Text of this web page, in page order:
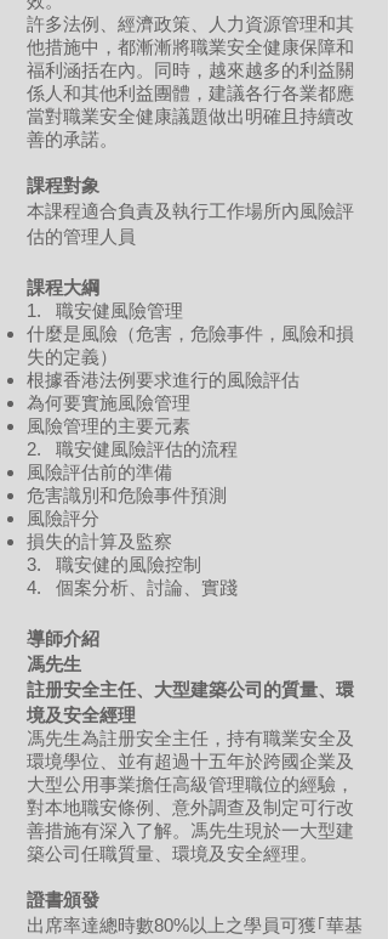
許多法例、經濟政策、人力資源管理和其
他措施中，都漸漸將職業安全健康保障和
福利涵括在內。同時，越來越多的利益關
係人和其他利益團體，建議各行各業都應
當對職業安全健康議題做出明確且持續改
善的承諾。
課程對象
本課程適合負責及執行工作場所內風險評
估的管理人員
課程大綱
1. 職安健風險管理
什麼是風險（危害，危險事件，風險和損
失的定義）
根據香港法例要求進行的風險評估
為何要實施風險管理
風險管理的主要元素
2. 職安健風險評估的流程
風險評估前的準備
危害識別和危險事件預測
風險評分
損失的計算及監察
3. 職安健的風險控制
4. 個案分析、討論、實踐
導師介紹
馮先生
註册安全主任、大型建築公司的質量、環
境及安全經理
馮先生為註册安全主任，持有職業安全及
環境學位、並有超過十五年於跨國企業及
大型公用事業擔任高級管理職位的經驗，
對本地職安條例、意外調查及制定可行改
善措施有深入了解。馮先生現於一大型建
築公司任職質量、環境及安全經理。
證書頒發
出席率達總時數80%以上之學員可獲｢華基